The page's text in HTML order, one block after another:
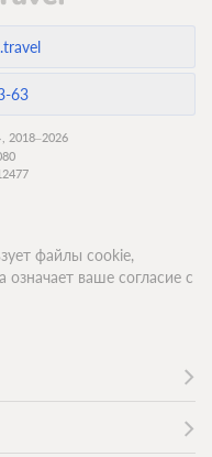
63
2018–2026
файлы cookie,
ваше согласие с